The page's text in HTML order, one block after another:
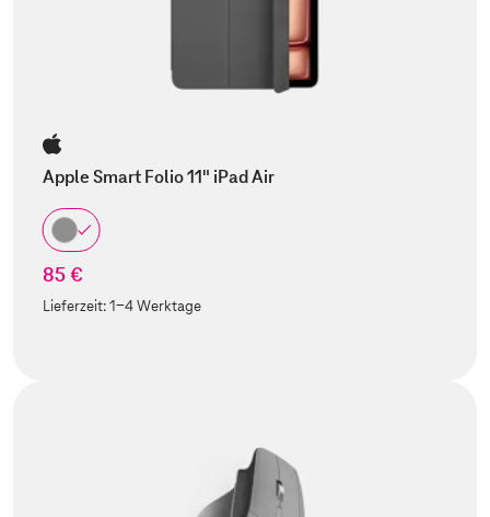
Apple Smart Folio 11" iPad Air
85 €
Lieferzeit:1-4 Werktage